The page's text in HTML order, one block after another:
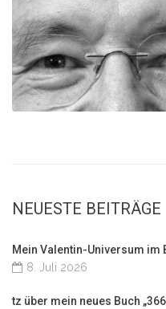
NEUESTE BEITRÄGE
Mein Valentin-Universum im
8. Juli 2026
tz über mein neues Buch